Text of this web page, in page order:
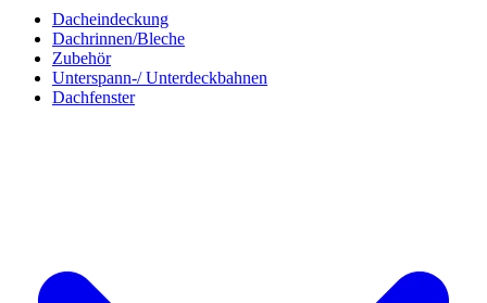
Dacheindeckung
Dachrinnen/Bleche
Zubehör
Unterspann-/ Unterdeckbahnen
Dachfenster